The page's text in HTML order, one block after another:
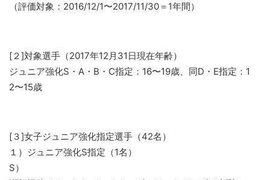
（評価対象：2016/12/1〜2017/11/30＝1年間）
[２]対象選手（2017年12月31日現在年齢）
ジュニア強化S・A・B・C指定：16〜19歳、同D・E指定：1
2〜15歳
[３]女子ジュニア強化指定選手（42名）
１）ジュニア強化S指定（1名）
S）